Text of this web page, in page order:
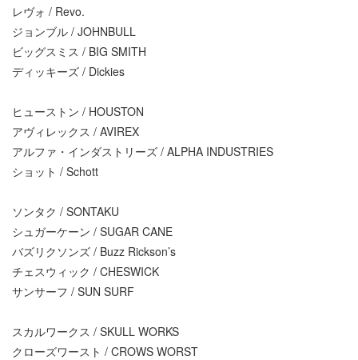
レヴォ / Revo.
ジョンブル / JOHNBULL
ビッグスミス / BIG SMITH
ディッキーズ / Dickies
ヒューストン / HOUSTON
アヴィレックス / AVIREX
アルファ・インダストリーズ / ALPHA INDUSTRIES
ショット / Schott
ソンタク / SONTAKU
シュガーケーン / SUGAR CANE
バズリクソンズ / Buzz Rickson’s
チェスウィック / CHESWICK
サンサーフ / SUN SURF
スカルワークス / SKULL WORKS
クローズワースト / CROWS WORST